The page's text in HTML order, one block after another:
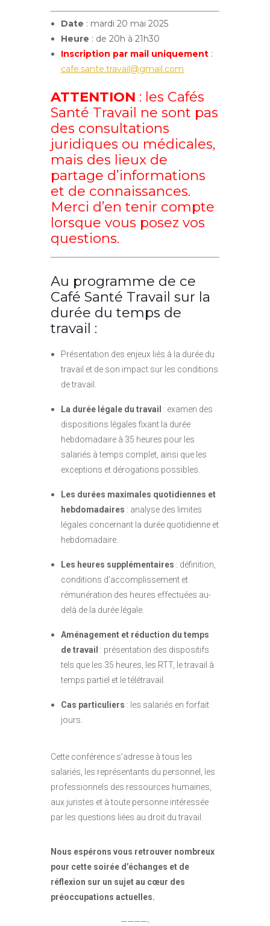
Date : mardi 20 mai 2025
Heure : de 20h à 21h30
Inscription par mail uniquement :
cafe.sante.travail@gmail.com
ATTENTION : les Cafés
Santé Travail ne sont pas
des consultations
juridiques ou médicales,
mais des lieux de
partage d’informations
et de connaissances.
Merci d’en tenir compte
lorsque vous posez vos
questions.
Au programme de ce
Café Santé Travail sur la
durée du temps de
travail :
Présentation des enjeux liés à la durée du
travail et de son impact sur les conditions
de travail.
La durée légale du travail : examen des
dispositions légales fixant la durée
hebdomadaire à 35 heures pour les
salariés à temps complet, ainsi que les
exceptions et dérogations possibles.
Les durées maximales quotidiennes et
hebdomadaires : analyse des limites
légales concernant la durée quotidienne et
hebdomadaire.
Les heures supplémentaires : définition,
conditions d’accomplissement et
rémunération des heures effectuées au-
delà de la durée légale.
Aménagement et réduction du temps
de travail : présentation des dispositifs
tels que les 35 heures, les RTT, le travail à
temps partiel et le télétravail.
Cas particuliers : les salariés en forfait
jours.
Cette conférence s’adresse à tous les
salariés, les représentants du personnel, les
professionnels des ressources humaines,
aux juristes et à toute personne intéressée
par les questions liées au droit du travail.
Nous espérons vous retrouver nombreux
pour cette soirée d’échanges et de
réflexion sur un sujet au cœur des
préoccupations actuelles.
————-